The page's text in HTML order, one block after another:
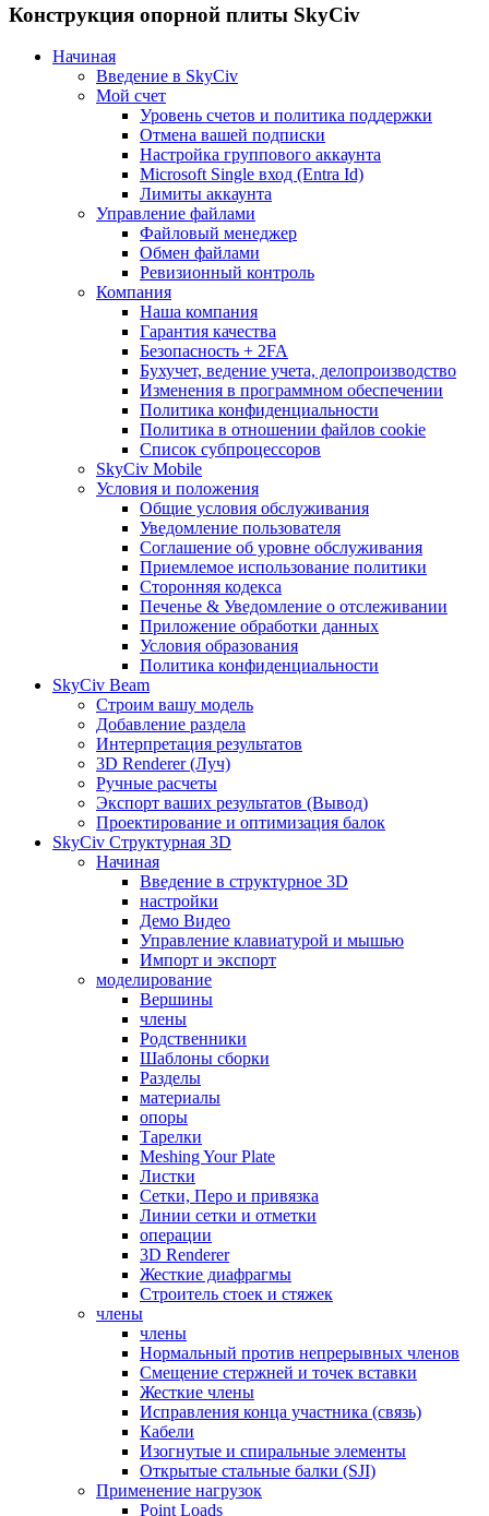
Конструкция опорной плиты SkyCiv
Начиная
Введение в SkyCiv
Мой счет
Уровень счетов и политика поддержки
Отмена вашей подписки
Настройка группового аккаунта
Microsoft Single вход (Entra Id)
Лимиты аккаунта
Управление файлами
Файловый менеджер
Обмен файлами
Ревизионный контроль
Компания
Наша компания
Гарантия качества
Безопасность + 2FA
Бухучет, ведение учета, делопроизводство
Изменения в программном обеспечении
Политика конфиденциальности
Политика в отношении файлов cookie
Список субпроцессоров
SkyCiv Mobile
Условия и положения
Общие условия обслуживания
Уведомление пользователя
Соглашение об уровне обслуживания
Приемлемое использование политики
Сторонняя кодекса
Печенье & Уведомление о отслеживании
Приложение обработки данных
Условия образования
Политика конфиденциальности
SkyCiv Beam
Строим вашу модель
Добавление раздела
Интерпретация результатов
3D Renderer (Луч)
Ручные расчеты
Экспорт ваших результатов (Вывод)
Проектирование и оптимизация балок
SkyCiv Структурная 3D
Начиная
Введение в структурное 3D
настройки
Демо Видео
Управление клавиатурой и мышью
Импорт и экспорт
моделирование
Вершины
члены
Родственники
Шаблоны сборки
Разделы
материалы
опоры
Тарелки
Meshing Your Plate
Листки
Сетки, Перо и привязка
Линии сетки и отметки
операции
3D Renderer
Жесткие диафрагмы
Строитель стоек и стяжек
члены
члены
Нормальный против непрерывных членов
Смещение стержней и точек вставки
Жесткие члены
Исправления конца участника (связь)
Кабели
Изогнутые и спиральные элементы
Открытые стальные балки (SJI)
Применение нагрузок
Point Loads